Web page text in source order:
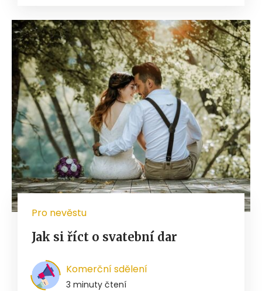
Pro nevěstu
Jak si říct o svatební dar
Komerční sdělení
3 minuty čtení